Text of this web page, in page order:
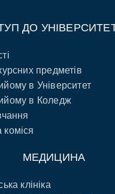
ДО
предметів
в Університет
в Коледж
МЕДИЦИНА
клініка